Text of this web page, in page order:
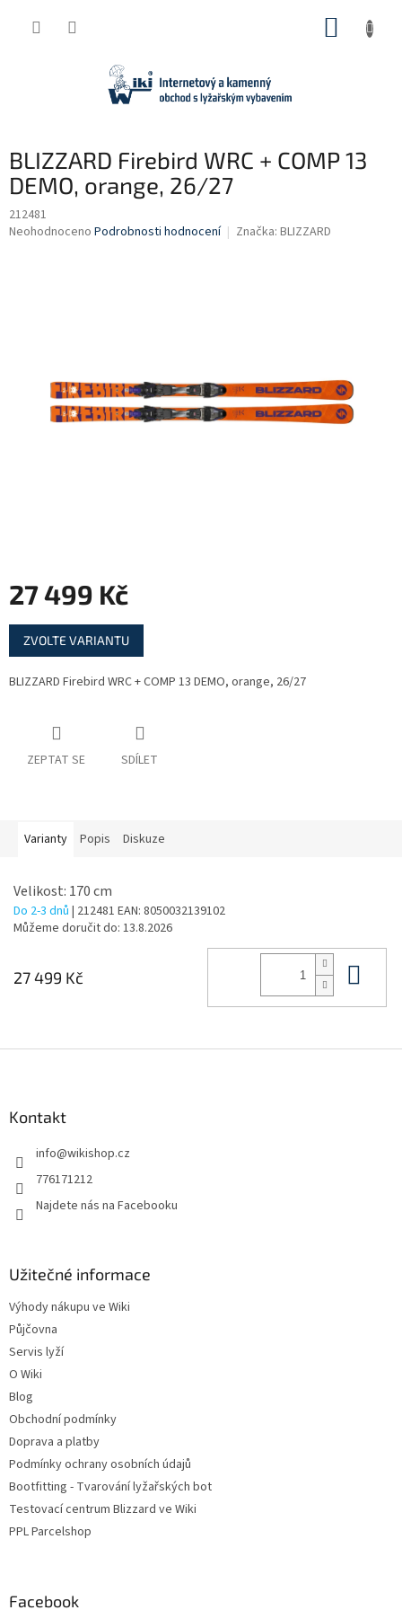
BLIZZARD Firebird WRC + COMP 13
DEMO, orange, 26/27
212481
Průměrné
Neohodnoceno Podrobnosti hodnocení Značka: BLIZZARD
27 499 Kč
Měrná
cena:
ZVOLTE VARIANTU
BLIZZARD Firebird WRC + COMP 13 DEMO, orange, 26/27
ZEPTAT SE SDÍLET
Varianty Popis Diskuze
Velikost: 170 cm
Do 2-3 dnů | 212481 EAN: 8050032139102
Můžeme doručit do: 13.8.2026
27 499 Kč
Kontakt
info@wikishop.cz
776171212
Najdete nás na Facebooku
Užitečné informace
Výhody nákupu ve Wiki
Půjčovna
Servis lyží
O Wiki
Blog
Obchodní podmínky
Doprava a platby
Podmínky ochrany osobních údajů
Bootfitting - Tvarování lyžařských bot
Testovací centrum Blizzard ve Wiki
PPL Parcelshop
Facebook